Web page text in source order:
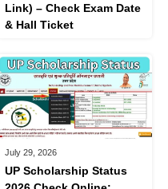
Link) – Check Exam Date
& Hall Ticket
July 29, 2026
UP Scholarship Status